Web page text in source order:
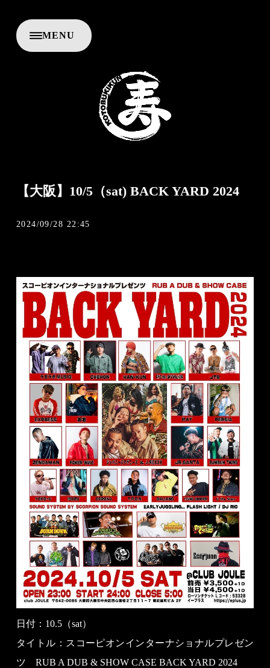
MENU
【大阪】10/5（sat) BACK YARD 2024
2024/09/28 22:45
日付：10.5（sat）
タイトル：スコーピオンインターナショナルプレゼン
ツ RUB A DUB & SHOW CASE BACK YARD 2024